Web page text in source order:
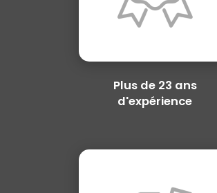
Plus de 23 ans
d'expérience